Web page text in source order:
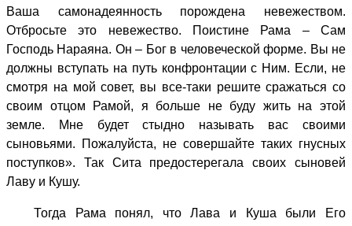
Ваша самонадеянность порождена невежеством.
Отбросьте это невежество. Поистине Рама – Сам
Господь Нараяна. Он – Бог в человеческой форме. Вы не
должны вступать на путь конфронтации с Ним. Если, не
смотря на мой совет, вы все-таки решите сражаться со
своим отцом Рамой, я больше не буду жить на этой
земле. Мне будет стыдно называть вас своими
сыновьями. Пожалуйста, не совершайте таких гнусных
поступков». Так Сита предостерегала своих сыновей
Лаву и Кушу.
Тогда Рама понял, что Лава и Куша были Его